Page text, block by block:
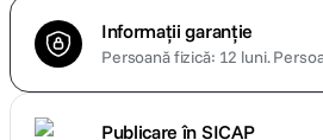
10. godox
Informații garanție
Persoană fizică: 12 luni.
Publicare în SICAP